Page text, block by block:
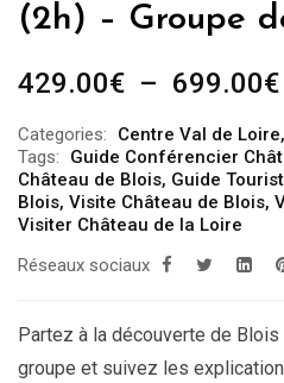
(2h) – Groupe
429.00€ – 699.00€
Categories: Centre Val de Loire,
Tags:
Guide Conférencier
Château de Blois, Guide
Blois, Visite Château de Blois,
Visiter Château de la Loire
Réseaux sociaux
Partez à la découverte de Blois
groupe et suivez les